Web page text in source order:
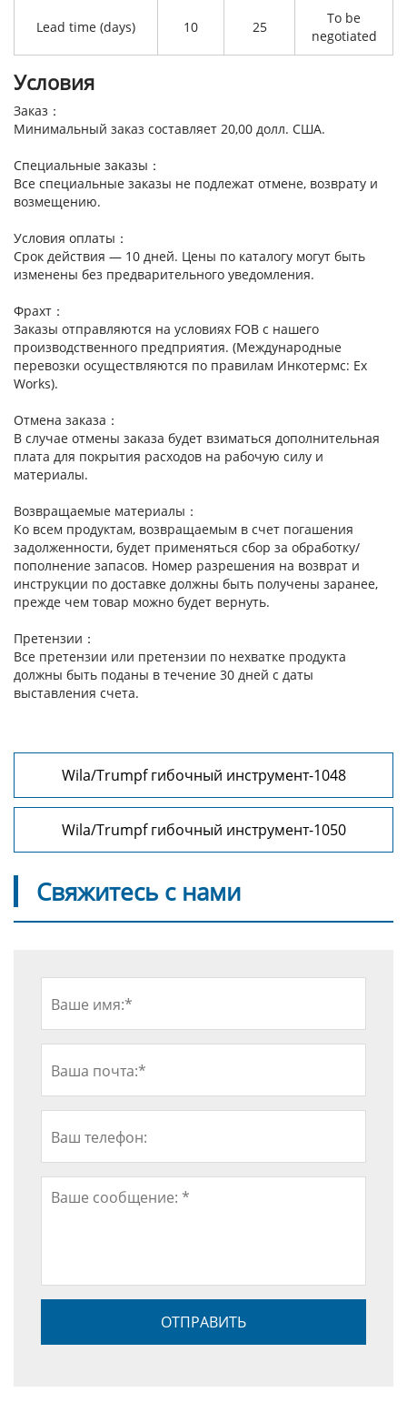
Lead time (days) 10 25
To be
negotiated
Условия
Заказ：
Минимальный заказ составляет 20,00 долл. США.
Специальные заказы：
Все специальные заказы не подлежат отмене, возврату и
возмещению.
Условия оплаты：
Срок действия — 10 дней. Цены по каталогу могут быть
изменены без предварительного уведомления.
Фрахт：
Заказы отправляются на условиях FOB с нашего
производственного предприятия. (Международные
перевозки осуществляются по правилам Инкотермс: Ex
Works).
Отмена заказа：
В случае отмены заказа будет взиматься дополнительная
плата для покрытия расходов на рабочую силу и
материалы.
Возвращаемые материалы：
Ко всем продуктам, возвращаемым в счет погашения
задолженности, будет применяться сбор за обработку/
пополнение запасов. Номер разрешения на возврат и
инструкции по доставке должны быть получены заранее,
прежде чем товар можно будет вернуть.
Претензии：
Все претензии или претензии по нехватке продукта
должны быть поданы в течение 30 дней с даты
выставления счета.
Wila/Trumpf гибочный инструмент-1048
Wila/Trumpf гибочный инструмент-1050
Свяжитесь с нами